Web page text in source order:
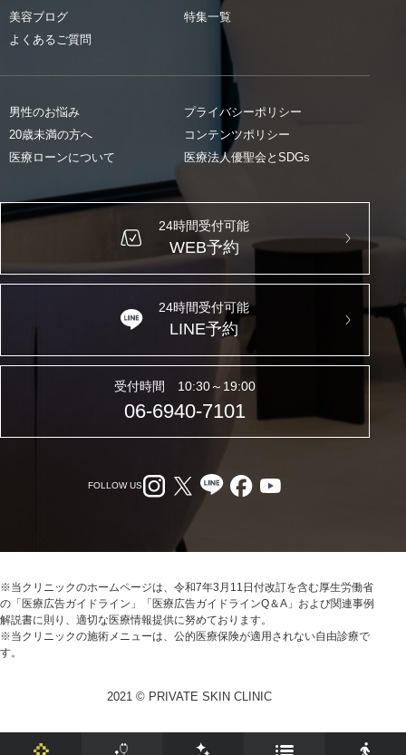
美容ブログ
よくあるご質問
特集一覧
男性のお悩み
20歳未満の方へ
医療ローンについて
プライバシーポリシー
コンテンツポリシー
医療法人優聖会とSDGs
24時間受付可能
WEB予約
24時間受付可能
LINE予約
受付時間 10:30～19:00
06-6940-7101
FOLLOW US
※当クリニックのホームページは、令和7年3月11日付改訂を含む厚生労働省
の「医療広告ガイドライン」「医療広告ガイドラインQ＆A」および関連事例
解説書に則り、適切な医療情報提供に努めております。
※当クリニックの施術メニューは、公的医療保険が適用されない自由診療で
す。
2021 © PRIVATE SKIN CLINIC